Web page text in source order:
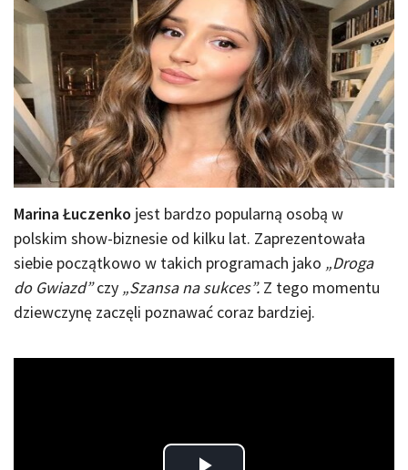
Marina Łuczenko jest bardzo popularną osobą w
polskim show-biznesie od kilku lat. Zaprezentowała
siebie początkowo w takich programach jako „Droga
do Gwiazd”czy „Szansa na sukces”. Z tego momentu
dziewczynę zaczęli poznawać coraz bardziej.